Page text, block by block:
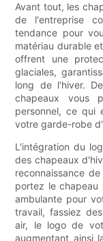
Avant tout, les
de l'entreprise
tendance pour
matériau durable
offrent une
glaciales,
long de l'hiver.
chapeaux vous
personnel, ce qui
votre garde-robe
L'intégration du
des chapeaux
reconnaissance
portez le chapeau
ambulante pour
travail, fassiez
air, le logo de
augmentant ainsi